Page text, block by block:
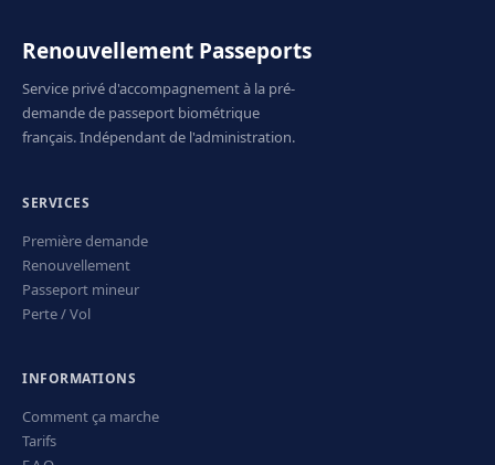
Renouvellement Passeports
Service privé d'accompagnement à la pré-
demande de passeport biométrique
français. Indépendant de l'administration.
SERVICES
Première demande
Renouvellement
Passeport mineur
Perte / Vol
INFORMATIONS
Comment ça marche
Tarifs